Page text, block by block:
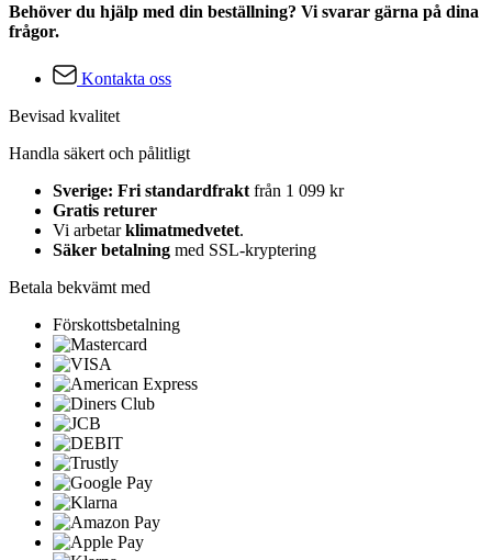
Behöver du hjälp med din beställning? Vi svarar gärna på dina
frågor.
Kontakta oss
Bevisad kvalitet
Handla säkert och pålitligt
Sverige: Fri standardfrakt från 1 099 kr
Gratis returer
Vi arbetarklimatmedvetet.
Säker betalning med SSL-kryptering
Betala bekvämt med
Förskottsbetalning